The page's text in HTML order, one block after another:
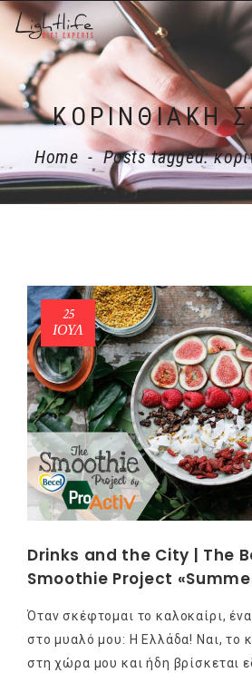
ΚΟΡΙΝΘΙΑΚΉ
Home - Posts tagged:
25
ΙΟΎΛ
Drinks and the City | The
Smoothie Project
Όταν σκέφτομαι το καλοκαίρι,
στο μυαλό μου: Η Ελλάδα! Ναι, το
στη χώρα μου και ήδη βρίσκεται